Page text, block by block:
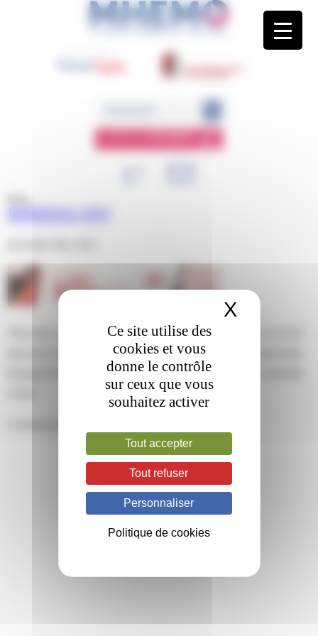
ESPACEMEMBRE
BANDEAU SFH
This entry was posted on vendredi, décembre 9th, 2022 at 15 h 07
min and is filed under . You can follow any responses to this entry
feed. Both comments and pings are currently
Panneau de gestion des cookies
Ce site utilise des
cookies et vous
donne le contrôle
sur ceux que vous
souhaitez activer
Tout accepter
Tout refuser
Personnaliser
Politique de cookies
X